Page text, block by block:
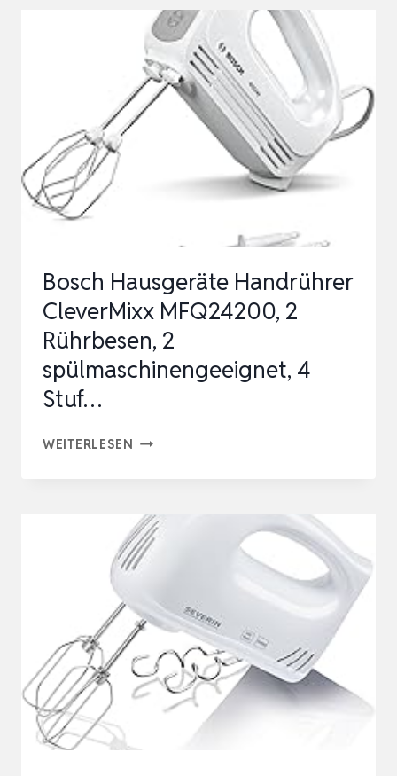
HR3741/00
HANDMIXER,
450
W,
5
GESCHWINDIGKEITEN
Bosch Hausgeräte Handrührer
CleverMixx MFQ24200, 2
Rührbesen, 2
spülmaschinengeeignet, 4
Stuf…
WEITERLESEN BOSCH
CLEVERMIXX
MFQ24200,
2
2
SPÜLMASCHINENGEEIGNET,
4
STUF…